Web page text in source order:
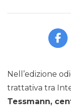
Nell’edizione
trattativa tra
Tessmann,